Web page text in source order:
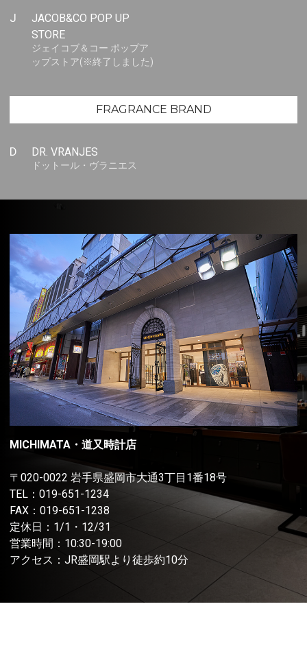
J
JACOB&CO POP UP
STORE
ジェイコブ＆コー ポップア
ップストア(※終了しました)
FRAGRANCE BRAND
D DR. VRANJES
ドットール・ヴラニエス
MICHIMATA・道又時計店
〒020-0022 岩手県盛岡市大通3丁目1番18号
TEL： 019-651-1234
FAX：019-651-1238
定休日：1/1・12/31
営業時間：10:30-19:00
アクセス：JR盛岡駅より徒歩約10分